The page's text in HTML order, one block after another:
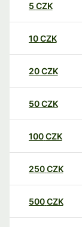
5 CZK
10CZK
20CZK
50CZK
100CZK
250CZK
500CZK